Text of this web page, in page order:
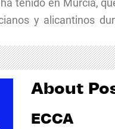
tenido en Murcia,
y alicantinos
About
ECCA